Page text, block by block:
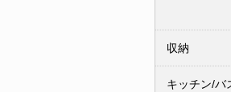
収納
キッチン/バ